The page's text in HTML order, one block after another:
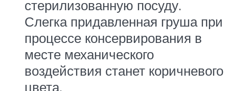
стерилизованную посуду.
Слегка придавленная груша при
процессе консервирования в
месте механического
воздействия станет коричневого
цвета.